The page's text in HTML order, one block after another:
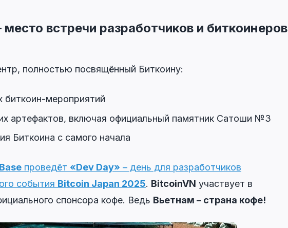
встречи разработчиков и биткоинеров
полностью посвящённый Биткоину:
биткоин-мероприятий
артефактов, включая официальный памятник Сатоши №3
Биткоина с самого начала
проведёт «Dev Day» – день для разработчиков
события Bitcoin Japan 2025. BitcoinVN участвует в
спонсора кофе. Ведь Вьетнам – страна кофе!